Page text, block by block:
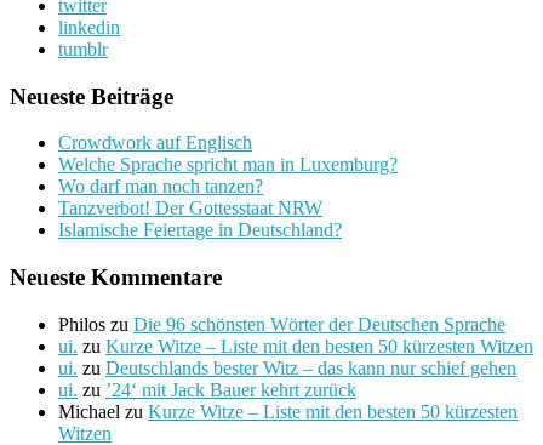
twitter
linkedin
tumblr
Neueste Beiträge
Crowdwork auf Englisch
Welche Sprache spricht man in Luxemburg?
Wo darf man noch tanzen?
Tanzverbot! Der Gottesstaat NRW
Islamische Feiertage in Deutschland?
Neueste Kommentare
Philos zu Die 96 schönsten Wörter der Deutschen Sprache
ui. zu Kurze Witze – Liste mit den besten 50 kürzesten Witzen
ui. zu Deutschlands bester Witz – das kann nur schief gehen
ui. zu ’24‘ mit Jack Bauer kehrt zurück
Michael zu Kurze Witze – Liste mit den besten 50 kürzesten
Witzen